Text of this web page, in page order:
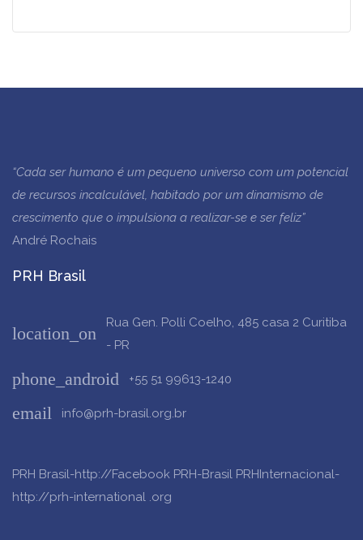
“Cada ser humano é um pequeno universo com um potencial
de recursos incalculável, habitado por um dinamismo de
crescimento que o impulsiona a realizar-se e ser feliz”
André Rochais
PRH Brasil
location_on
Rua Gen. Polli Coelho, 485 casa 2 Curitiba
- PR
phone_android +55 51 99613-1240
email info@prh-brasil.org.br
PRH Brasil-http://Facebook PRH-Brasil PRHInternacional-
http://prh-international .org